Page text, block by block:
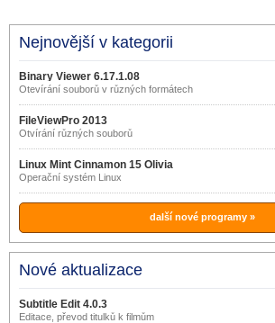
Nejnovější v kategorii
Binary Viewer 6.17.1.08
Otevírání souborů v různých formátech
FileViewPro 2013
Otvírání různých souborů
Linux Mint Cinnamon 15 Olivia
Operační systém Linux
další nové programy »
Nové aktualizace
Subtitle Edit 4.0.3
Editace, převod titulků k filmům